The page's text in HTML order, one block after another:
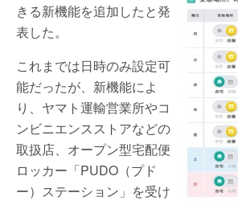
きる新機能を追加したと発
表した。
これまでは日時のみ設定可
能だったが、新機能によ
り、ヤマト運輸営業所やコ
ンビニエンスストアなどの
取扱店、オープン型宅配便
ロッカー「PUDO（プド
ー）ステーション」を受け